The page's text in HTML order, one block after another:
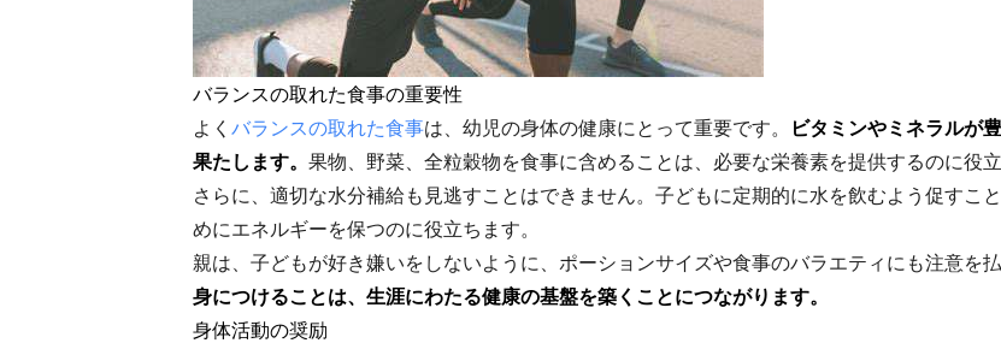
バランスの取れた食事の重要性
よく バランスの取れた食事は、幼児の身体の健康にとって重要です。
ビタミンやミネラルが
果たします。 果物、野菜、全粒穀物を食事に含めることは、必要な栄養素を提供するのに役立
さらに、適切な水分補給も見逃すことはできません。子どもに定期的に水を飲むよう促すこ
めにエネルギーを保つのに役立ちます。
親は、子どもが好き嫌いをしないように、ポーションサイズや食事のバラエティにも注意を払
身につけることは、生涯にわたる健康の基盤を築くことにつながります。
身体活動の奨励